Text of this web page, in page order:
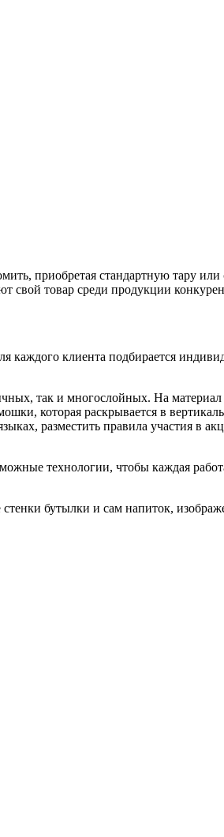
приобретая стандартную тару
свой товар среди продукции
клиента подбирается
так и многослойных. На материал
которая раскрывается в
разместить правила участия в
технологии, чтобы каждая
бутылки и сам напиток,